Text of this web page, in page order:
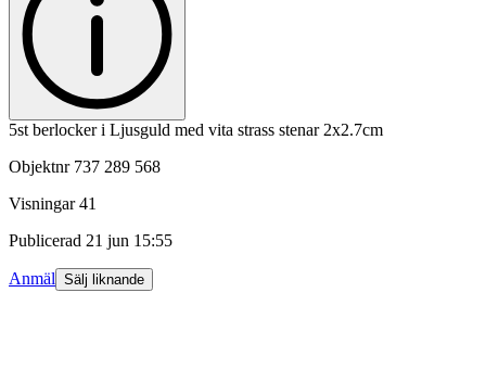
5st berlocker i Ljusguld med vita strass stenar 2x2.7cm
Objektnr 737 289 568
Visningar 41
Publicerad 21 jun 15:55
Anmäl Sälj liknande